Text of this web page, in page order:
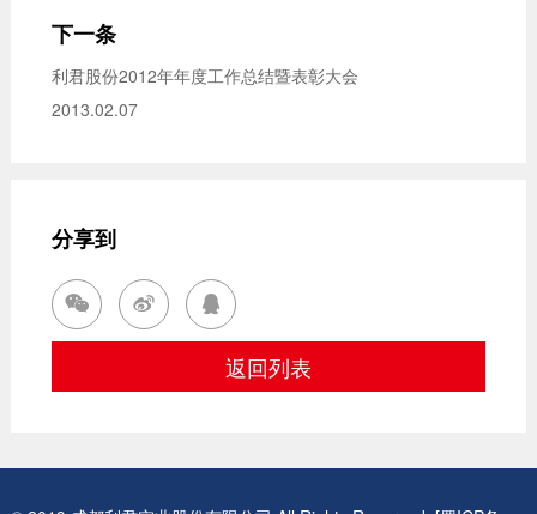
下一条
利君股份2012年年度工作总结暨表彰大会
2013.02.07
分享到
  
返回列表